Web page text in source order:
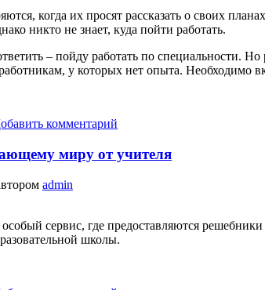
когда их просят рассказать о своих
никто не знает, куда пойти работать.
– пойду работать по специальности.
у которых нет опыта. Необходимо
комментарий
миру от учителя
admin
сервис, где предоставляются
школы.